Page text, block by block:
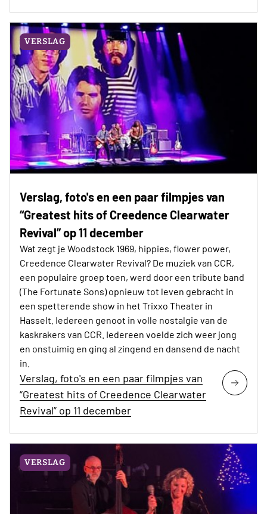
VERSLAG
Verslag, foto's en een paar filmpjes van
“Greatest hits of Creedence Clearwater
Revival” op 11 december
Wat zegt je Woodstock 1969, hippies, flower power,
Creedence Clearwater Revival? De muziek van CCR,
een populaire groep toen, werd door een tribute band
(The Fortunate Sons) opnieuw tot leven gebracht in
een spetterende show in het Trixxo Theater in
Hasselt. Iedereen genoot in volle nostalgie van de
kaskrakers van CCR. Iedereen voelde zich weer jong
en onstuimig en ging al zingend en dansend de nacht
in.
Verslag, foto's en een paar filmpjes van
“Greatest hits of Creedence Clearwater
Revival” op 11 december
VERSLAG